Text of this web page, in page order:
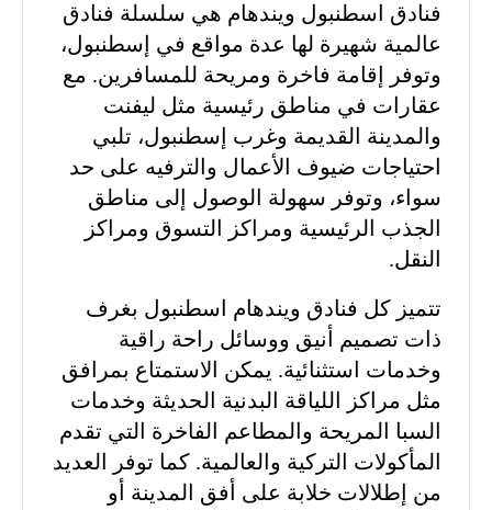
فنادق اسطنبول ويندهام هي سلسلة فنادق
عالمية شهيرة لها عدة مواقع في إسطنبول،
وتوفر إقامة فاخرة ومريحة للمسافرين. مع
عقارات في مناطق رئيسية مثل ليفنت
والمدينة القديمة وغرب إسطنبول، تلبي
احتياجات ضيوف الأعمال والترفيه على حد
سواء، وتوفر سهولة الوصول إلى مناطق
الجذب الرئيسية ومراكز التسوق ومراكز
النقل.
تتميز كل فنادق ويندهام اسطنبول بغرف
ذات تصميم أنيق ووسائل راحة راقية
وخدمات استثنائية. يمكن الاستمتاع بمرافق
مثل مراكز اللياقة البدنية الحديثة وخدمات
السبا المريحة والمطاعم الفاخرة التي تقدم
المأكولات التركية والعالمية. كما توفر العديد
من إطلالات خلابة على أفق المدينة أو